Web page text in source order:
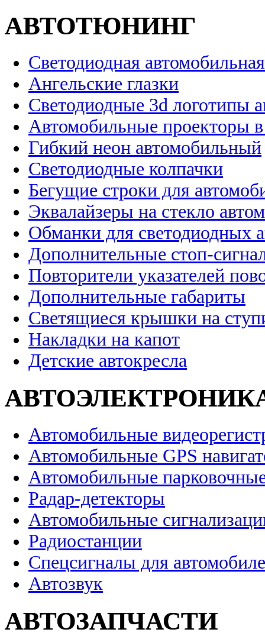
АВТОТЮНИНГ
Светодиодная
Ангельские глазки
Светодиодные 3d логотипы
Автомобильные проекторы
Гибкий неон автомобильный
Светодиодные колпачки
Бегущие строки для
Эквалайзеры на стекло
Обманки для светодиодных
Дополнительные стоп-
Повторители указателей
Дополнительные габариты
Светящиеся крышки на
Накладки на капот
Детские автокресла
Автомобильные
Автомобильные GPS
Автомобильные
Радар-детекторы
Автомобильные
Радиостанции
Спецсигналы для
Автозвук
АВТОЗАПЧАСТИ